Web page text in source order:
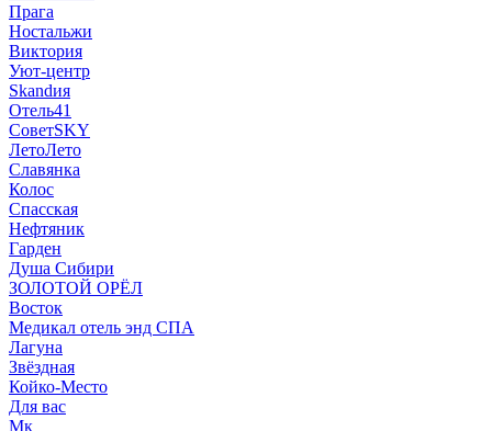
Прага
Ностальжи
Виктория
Уют-центр
Skandия
Отель41
СоветSKY
ЛетоЛето
Славянка
Колос
Спасская
Нефтяник
Гарден
Душа Сибири
ЗОЛОТОЙ ОРЁЛ
Восток
Медикал отель энд СПА
Лагуна
Звёздная
Койко-Место
Для вас
Мк